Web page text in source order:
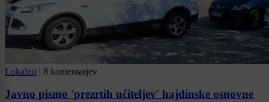
Lokalno | 8 komentarjev
Javno pismo 'prezrtih učiteljev' hajdinske osnovne